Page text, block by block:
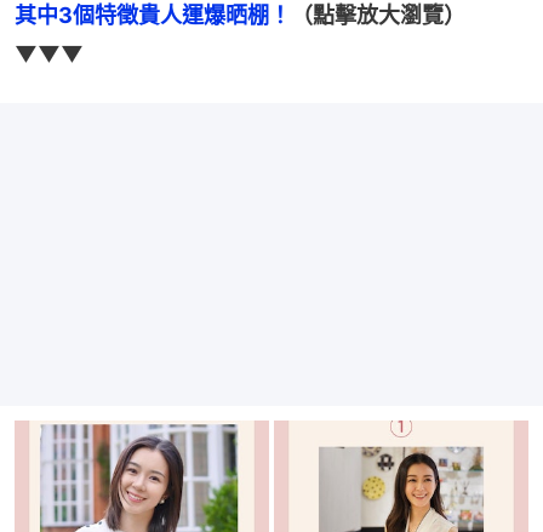
其中3個特徵貴人運爆晒棚！
（點擊放大瀏覽）
▼▼▼